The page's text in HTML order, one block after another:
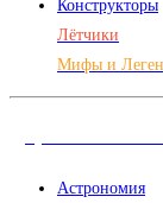
Конструкторы
Лётчики
Мифы и
Астрономия